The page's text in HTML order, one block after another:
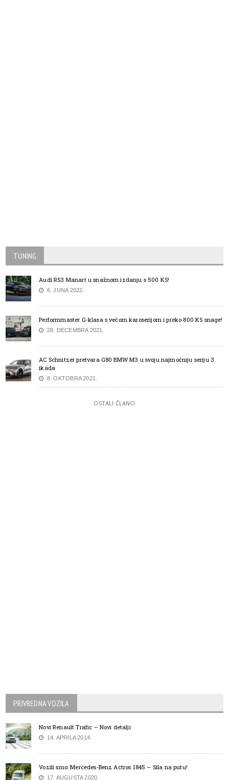
TUNING
Audi RS3 Manart u snažnom izdanju s 500 KS!
6. JUNA 2022.
Performmaster G-klasa s većom karoserijom i preko 800 KS snage!
28. DECEMBRA 2021.
AC Schnitzer pretvara G80 BMW M3 u svoju najmoćniju seriju 3
ikada
8. OKTOBRA 2021.
OSTALI ČLANCI
PRIVREDNA VOZILA
Novi Renault Trafic – Novi detalji
14. APRILA 2014.
Vozili smo: Mercedes-Benz Actros 1845 – Sila na putu!
17. AUGUSTA 2020.